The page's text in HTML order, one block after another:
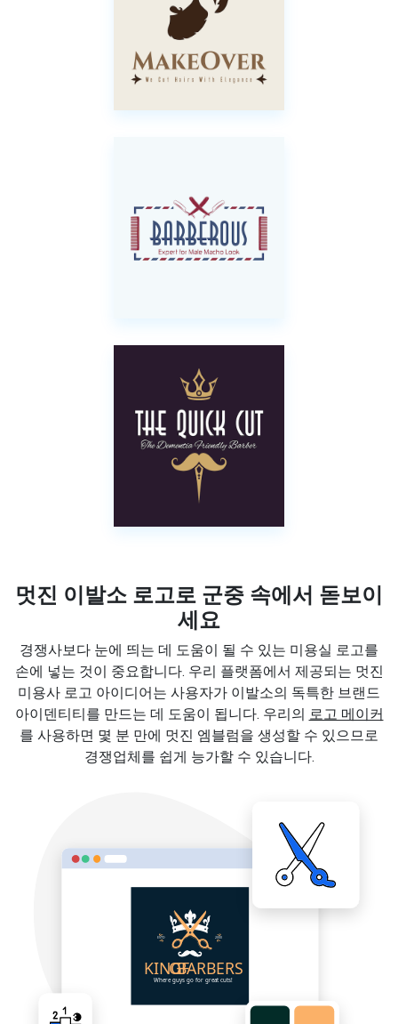
멋진 이발소 로고로 군중 속에서 돋보이
세요
경쟁사보다 눈에 띄는 데 도움이 될 수 있는 미용실 로고를
손에 넣는 것이 중요합니다. 우리 플랫폼에서 제공되는 멋진
미용사 로고 아이디어는 사용자가 이발소의 독특한 브랜드
아이덴티티를 만드는 데 도움이 됩니다. 우리의 로고 메이커
를 사용하면 몇 분 만에 멋진 엠블럼을 생성할 수 있으므로
경쟁업체를 쉽게 능가할 수 있습니다.